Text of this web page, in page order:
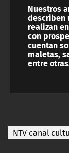
ÁREA DE
Nuestros
describen
realizan
con
cuentan
maletas,
entre
NTV canal